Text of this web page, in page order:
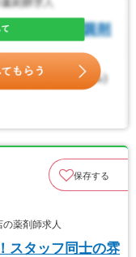
保存する
薬剤師求人
スタッフ同士の雰